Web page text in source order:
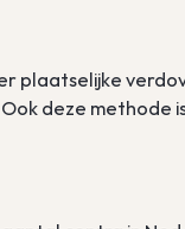
plaatselijke
deze methode